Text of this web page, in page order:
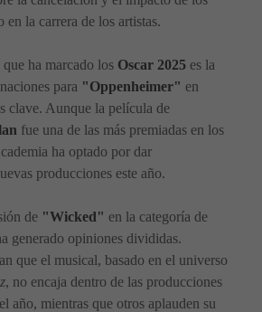
en la carrera de los artistas.
ha marcado los Oscar 2025 es la
para "Oppenheimer" en
clave. Aunque la película de
fue una de las más premiadas en los
ha optado por dar
producciones este año.
de "Wicked" en la categoría de
generado opiniones divididas.
que el musical, basado en el universo
, no encaja dentro de las producciones
año, mientras que otros aplauden su